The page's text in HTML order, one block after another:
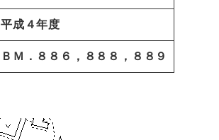
平成４年度
ＢＭ．８８６，８８８，８８９